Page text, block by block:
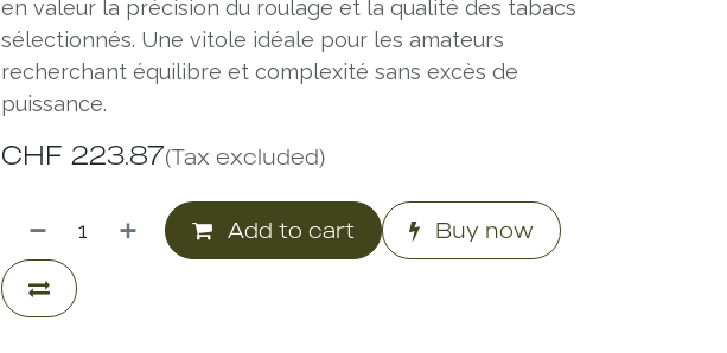
en valeur la précision du roulage et la qualité des tabacs
sélectionnés. Une vitole idéale pour les amateurs
recherchant équilibre et complexité sans excès de
puissance.
CHF 223.87(Tax excluded)
Add to cart Buy now